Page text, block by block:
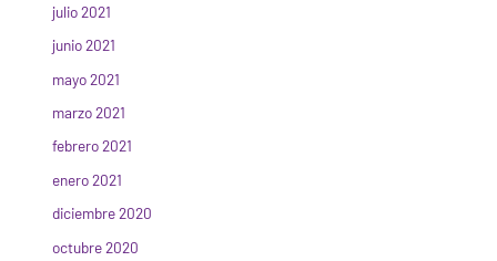
julio 2021
junio 2021
mayo 2021
marzo 2021
febrero 2021
enero 2021
diciembre 2020
octubre 2020